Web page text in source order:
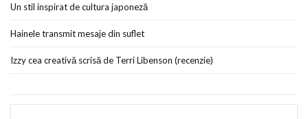
Un stil inspirat de cultura japoneză
Hainele transmit mesaje din suflet
Izzy cea creativă scrisă de Terri Libenson (recenzie)